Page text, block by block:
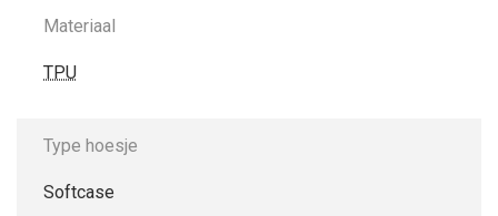
Materiaal
TPU
Type hoesje
Softcase